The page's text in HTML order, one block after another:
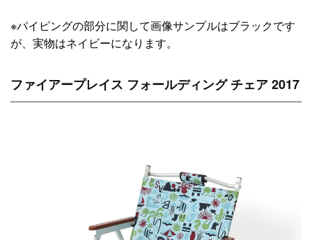
※パイピングの部分に関して画像サンプルはブラックです
が、実物はネイビーになります。
ファイアープレイス フォールディング チェア 2017